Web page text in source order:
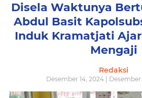
Disela Waktunya
Abdul Basit
Induk Kramatjati
Mengaji
Redaksi
Desember 14, 2024 | Desember